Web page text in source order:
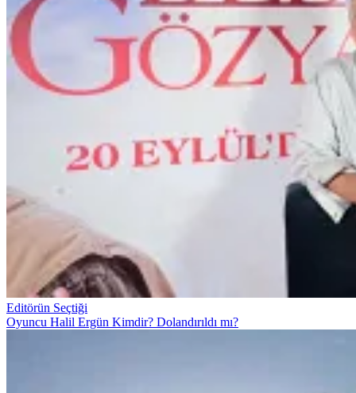
Editörün Seçtiği
Oyuncu Halil Ergün Kimdir? Dolandırıldı mı?